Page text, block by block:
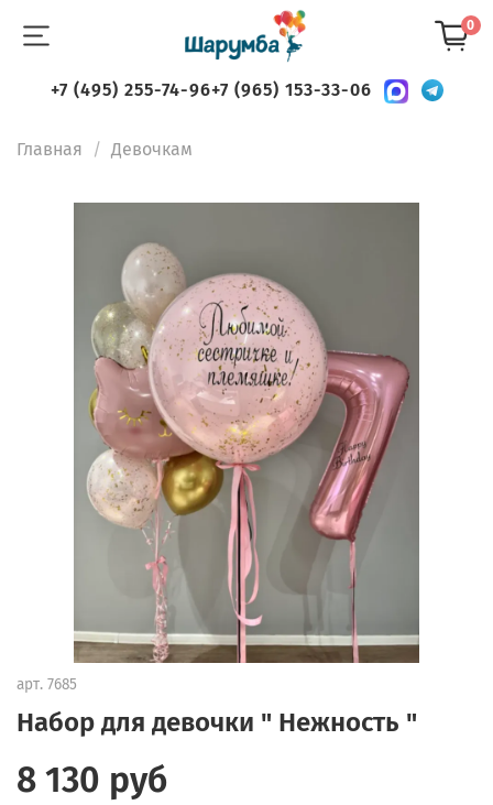
0
+7 (495) 255-74-96+7 (965) 153-33-06
Главная Девочкам
арт. 7685
Набор для девочки " Нежность "
8 130 руб